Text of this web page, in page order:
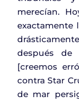
merecían.
exactamente
después de
[creemos
contra Star
de mar